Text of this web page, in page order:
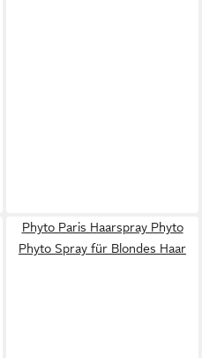
Phyto Paris Haarspray Phyto
Phyto Spray für Blondes Haar